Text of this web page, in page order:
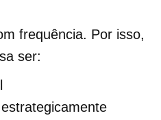
frequência. Por isso,
ser: